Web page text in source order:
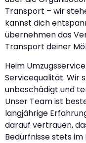
Transport – wir
kannst dich
übernehmen das
Transport deiner
Heim
Servicequalität. Wir
unbeschädigt und
Unser Team ist
langjährige
darauf vertrauen,
Bedürfnisse stets im